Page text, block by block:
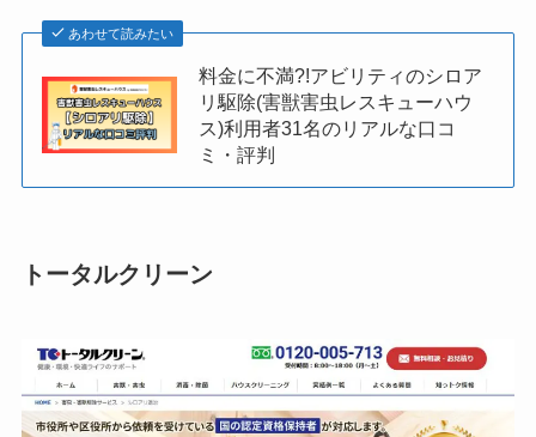
あわせて読みたい
料金に不満?!アビリティのシロア
リ駆除(害獣害虫レスキューハウ
ス)利用者31名のリアルな口コ
ミ・評判
トータルクリーン